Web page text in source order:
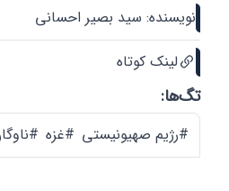
نویسنده: سید بصیر احسانی
لینک کوتاه
تگ‌ها:
#رژیم صهیونیستی #غزه